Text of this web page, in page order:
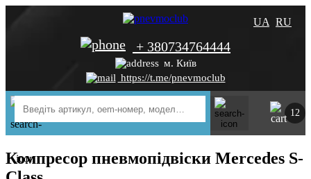
UA RU
+ 380734764444
м. Київ
https://t.me/pnevmoclub
12
Компресор пневмопідвіски Mercedes S-